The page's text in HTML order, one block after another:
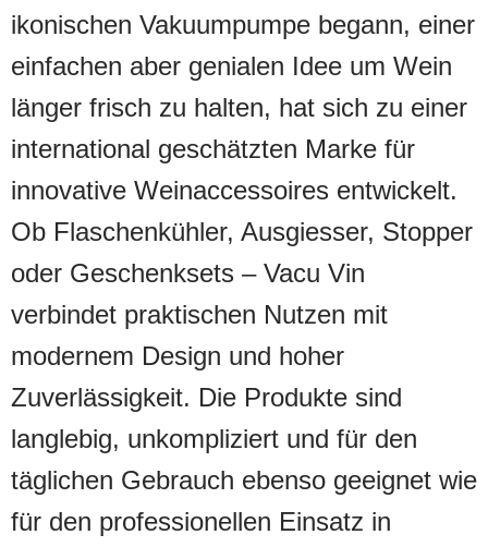
ikonischen Vakuumpumpe begann, einer
einfachen aber genialen Idee um Wein
länger frisch zu halten, hat sich zu einer
international geschätzten Marke für
innovative Weinaccessoires entwickelt.
Ob Flaschenkühler, Ausgiesser, Stopper
oder Geschenksets – Vacu Vin
verbindet praktischen Nutzen mit
modernem Design und hoher
Zuverlässigkeit. Die Produkte sind
langlebig, unkompliziert und für den
täglichen Gebrauch ebenso geeignet wie
für den professionellen Einsatz in